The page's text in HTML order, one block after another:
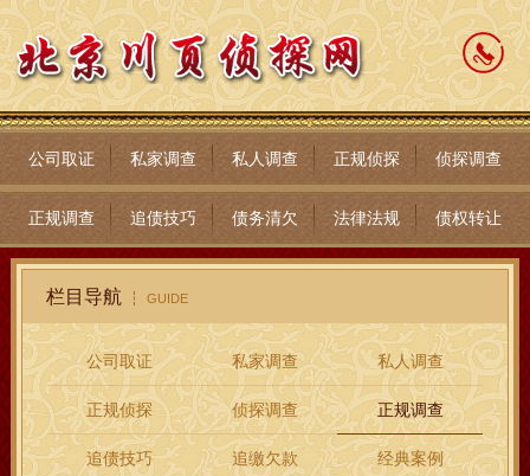
公司取证 私家调查 私人调查 正规侦探 侦探调查
正规调查 追债技巧 债务清欠 法律法规 债权转让
栏目导航 GUIDE
公司取证 私家调查 私人调查
正规侦探 侦探调查 正规调查
追债技巧 追缴欠款 经典案例